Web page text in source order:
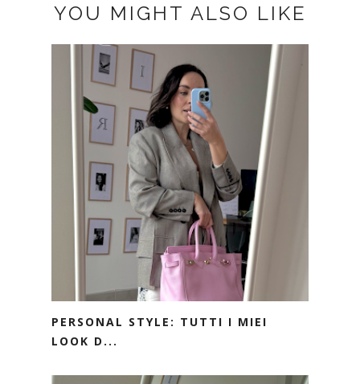
YOU MIGHT ALSO LIKE
PERSONAL STYLE: TUTTI I MIEI
LOOK D...